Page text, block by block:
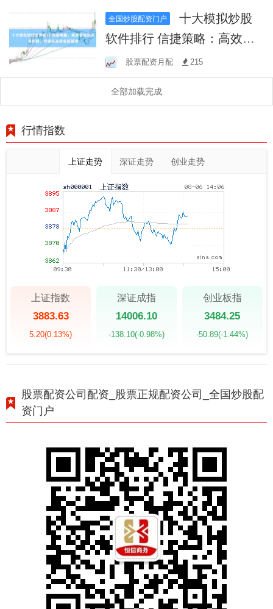
全国炒股配资门户
十大模拟炒股
软件排行 信捷策略：高效智
能的决策利器，引领未来商
业新篇章
股票配资月配 215
全部加载完成
行情指数
上证走势 深证走势 创业走势
上证指数
3883.63
5.20(0.13%)
深证成指
14006.10
-138.10(-0.98%)
创业板指
3484.25
-50.89(-1.44%)
股票配资公司配资_股票正规配资公司_全国炒股配
资门户